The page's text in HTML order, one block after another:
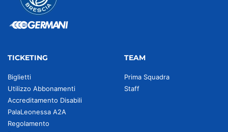
TICKETING
Biglietti
Utilizzo Abbonamenti
Accreditamento Disabili
PalaLeonessa A2A
Regolamento
TEAM
Prima Squadra
Staff